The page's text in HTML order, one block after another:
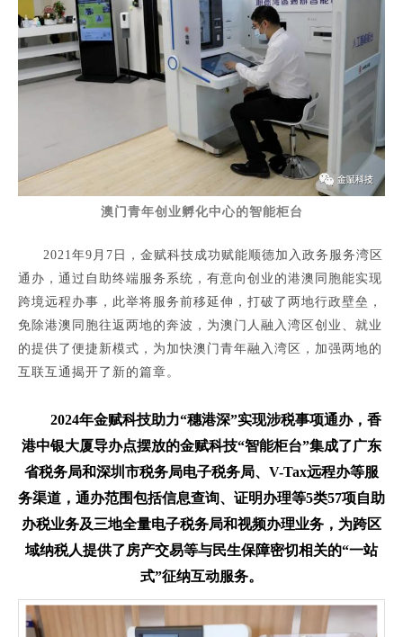
澳门青年创业孵化中心的智能柜台
2021年9月7日，金赋科技成功赋能顺德加入政务服务湾区
通办，通过自助终端服务系统，有意向创业的港澳同胞能实现
跨境远程办事，此举将服务前移延伸，打破了两地行政壁垒，
免除港澳同胞往返两地的奔波，为澳门人融入湾区创业、就业
的提供了便捷新模式，为加快澳门青年融入湾区，加强两地的
互联互通揭开了新的篇章。
2024年金赋科技助力“穗港深”实现涉税事项通办，香
港中银大厦导办点摆放的金赋科技“智能柜台”集成了广东
省税务局和深圳市税务局电子税务局、V-Tax远程办等服
务渠道，通办范围包括信息查询、证明办理等5类57项自助
办税业务及三地全量电子税务局和视频办理业务，为跨区
域纳税人提供了房产交易等与民生保障密切相关的“一站
式”征纳互动服务。